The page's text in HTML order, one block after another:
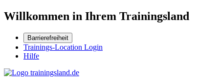
Willkommen in Ihrem Trainingsland
Barrierefreiheit
Trainings-Location Login
Hilfe